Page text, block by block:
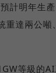
計明年生
重達兩公
等級的